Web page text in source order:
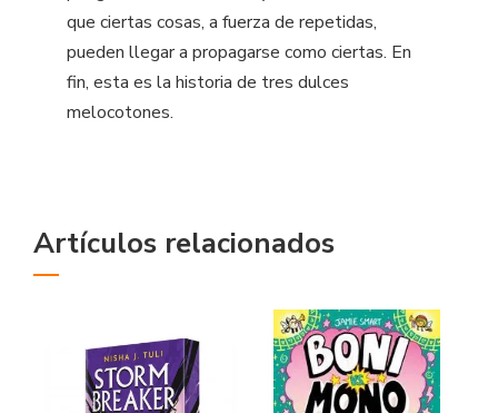
que ciertas cosas, a fuerza de repetidas,
pueden llegar a propagarse como ciertas. En
fin, esta es la historia de tres dulces
melocotones.
Artículos relacionados